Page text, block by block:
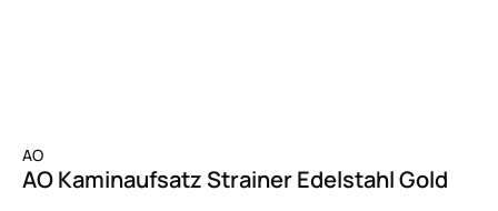
AO
AO Kaminaufsatz Strainer Edelstahl Gold